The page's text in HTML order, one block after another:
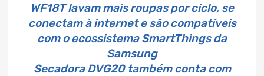
WF18T lavam mais roupas por ciclo, se
conectam à internet e são compatíveis
com o ecossistema SmartThings da
Samsung
Secadora DVG20 também conta com